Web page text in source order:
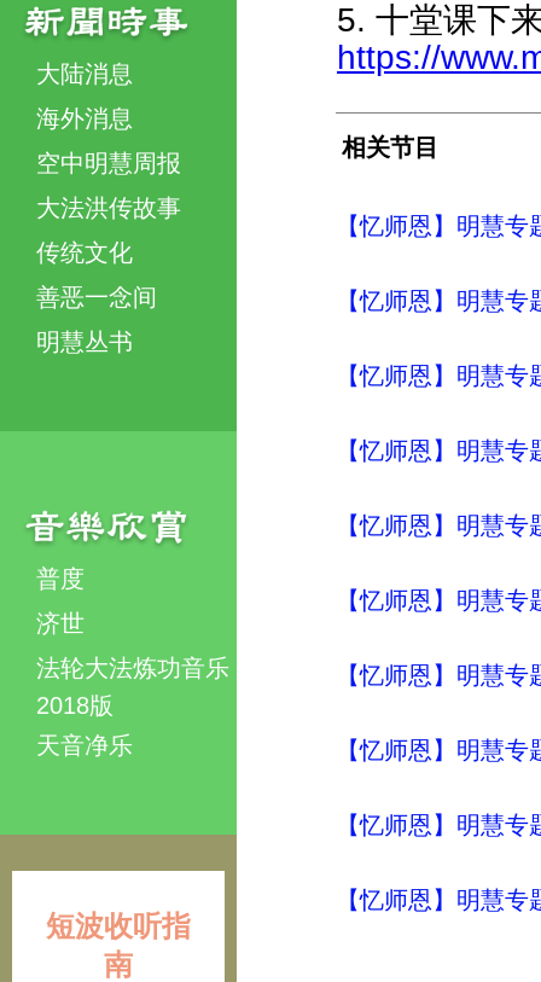
大陆消息
海外消息
空中明慧周报
大法洪传故事
传统文化
善恶一念间
明慧丛书
普度
济世
法轮大法炼功音乐
2018版
天音净乐
短波收听指
南
5. 十堂课下
https://
相关节目
【忆师恩】明慧
【忆师恩】明慧
【忆师恩】明慧
【忆师恩】明慧
【忆师恩】明慧
【忆师恩】明慧
【忆师恩】明慧
【忆师恩】明慧
【忆师恩】明慧
【忆师恩】明慧